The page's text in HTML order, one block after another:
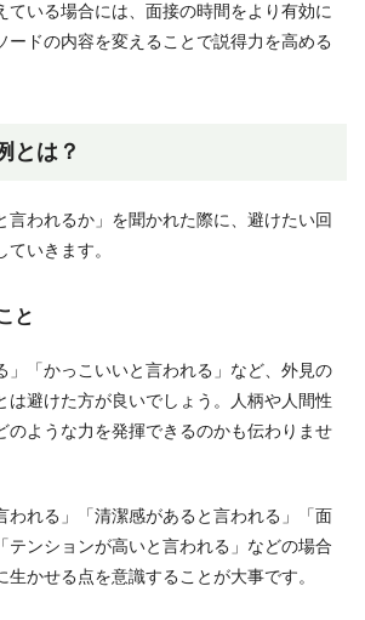
ている場合には、面接の時間をより有効に
ードの内容を変えることで説得力を高める
とは？
言われるか」を聞かれた際に、避けたい回
いきます。
と
」「かっこいいと言われる」など、外見の
は避けた方が良いでしょう。人柄や人間性
のような力を発揮できるのかも伝わりませ
われる」「清潔感があると言われる」「面
テンションが高いと言われる」などの場合
生かせる点を意識することが大事です。